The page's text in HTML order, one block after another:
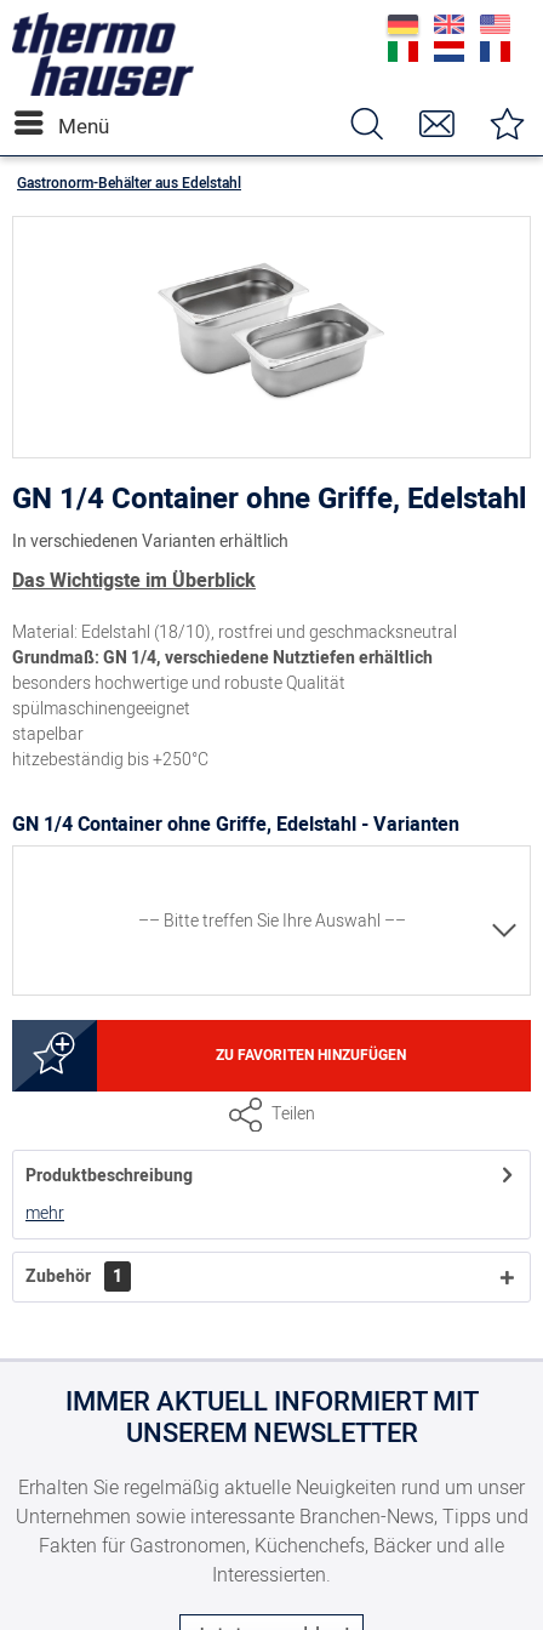
Menü
Gastronorm-Behälter aus Edelstahl
GN 1/4 Container ohne Griffe, Edelstahl
In verschiedenen Varianten erhältlich
Das Wichtigste im Überblick
Material: Edelstahl (18/10), rostfrei und geschmacksneutral
Grundmaß: GN 1/4, verschiedene Nutztiefen erhältlich
besonders hochwertige und robuste Qualität
spülmaschinengeeignet
stapelbar
hitzebeständig bis +250°C
GN 1/4 Container ohne Griffe, Edelstahl - Varianten
–– Bitte treffen Sie Ihre Auswahl ––
GN 1/4, Tiefe 100 mm, Volumen 2,5 Liter
8300055309
GN 1/4, Tiefe 150 mm, Volumen 3,75 Liter
ZU FAVORITEN HINZUFÜGEN
Teilen
Produktbeschreibung
mehr
Zubehör 1
IMMER AKTUELL INFORMIERT MIT
UNSEREM NEWSLETTER
Erhalten Sie regelmäßig aktuelle Neuigkeiten rund um unser
Unternehmen sowie interessante Branchen-News, Tipps und
Fakten für Gastronomen, Küchenchefs, Bäcker und alle
Interessierten.